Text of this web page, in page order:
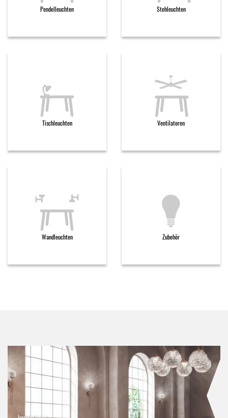
Pendelleuchten Stehleuchten
Tischleuchten Ventilatoren
Wandleuchten Zubehör